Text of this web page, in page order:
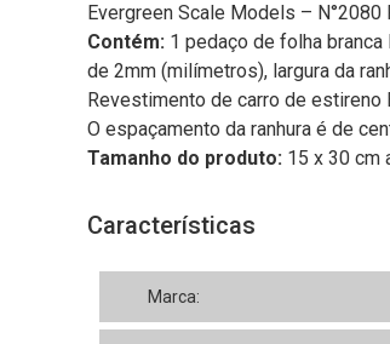
Evergreen Scale Models –
Contém: 1 pedaço de folha
de 2mm (milímetros), largura da
Revestimento de carro de estireno
O espaçamento da ranhura é de
Tamanho do produto: 15 x 30 cm
Características
Marca: